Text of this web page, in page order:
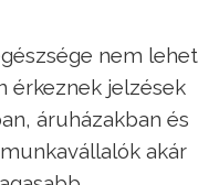
nem lehet
érkeznek jelzések
áruházakban és
akár